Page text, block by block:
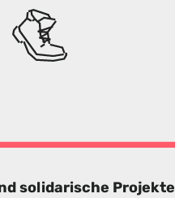
solidarische Projekte